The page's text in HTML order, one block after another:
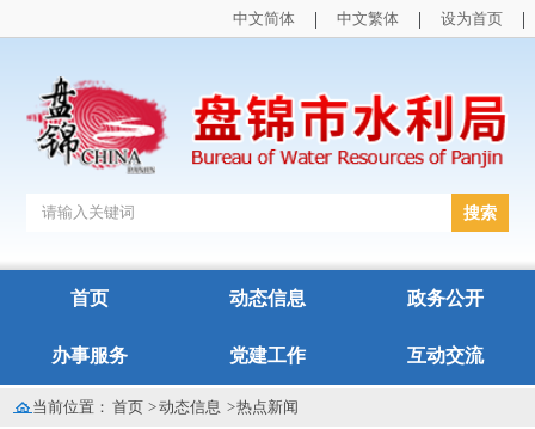
中文简体 | 中文繁体 | 设为首页 |
首页 动态信息 政务公开
办事服务 党建工作 互动交流
当前位置： 首页 >动态信息 >热点新闻